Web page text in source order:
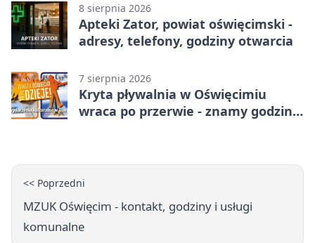
8 sierpnia 2026
Apteki Zator, powiat oświęcimski -
adresy, telefony, godziny otwarcia
7 sierpnia 2026
Kryta pływalnia w Oświęcimiu
wraca po przerwie - znamy godziny
<< Poprzedni
MZUK Oświęcim - kontakt, godziny i usługi
komunalne